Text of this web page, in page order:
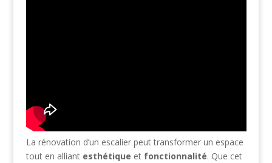
La rénovation d’un escalier peut transformer un espace
tout en alliant esthétique et fonctionnalité. Que cet